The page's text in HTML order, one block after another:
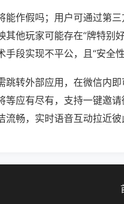
能作假吗；用户可通过第三
其他玩家可能存在“牌特别
段实现不平公，且“安全性
跳转外部应用，在微信内
等应有尽有，支持一键邀
流畅，实时语音互动拉近